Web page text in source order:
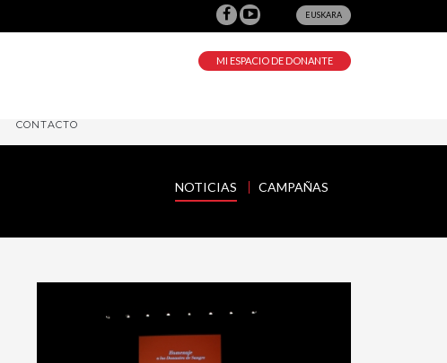
EUSKARA
MI ESPACIO DE DONANTE
CONTACTO
NOTICIAS CAMPAÑAS